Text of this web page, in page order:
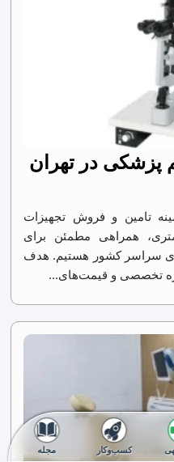
در تهران
تامین و فروش تجهیزات
همراهی مطمئن برای
سراسر کشور هستیم. هدف
تخصصی و قیمت‌های...
کسب‌وکار مجله